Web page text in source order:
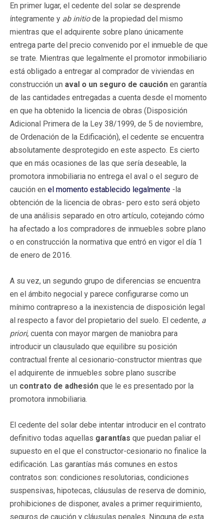
En primer lugar, el cedente del solar se desprende
íntegramente y ab initiode la propiedad del mismo
mientras que el adquirente sobre plano únicamente
entrega parte del precio convenido por el inmueble de que
se trate. Mientras que legalmente el promotor inmobiliario
está obligado a entregar al comprador de viviendas en
construcción un aval o un seguro de caución en garantía
de las cantidades entregadas a cuenta desde el momento
en que ha obtenido la licencia de obras (Disposición
Adicional Primera de la Ley 38/1999, de 5 de noviembre,
de Ordenación de la Edificación), el cedente se encuentra
absolutamente desprotegido en este aspecto. Es cierto
que en más ocasiones de las que sería deseable, la
promotora inmobiliaria no entrega el aval o el seguro de
caución en el momento establecido legalmente -la
obtención de la licencia de obras- pero esto será objeto
de una análisis separado en otro artículo, cotejando cómo
ha afectado a los compradores de inmuebles sobre plano
o en construcción la normativa que entró en vigor el día 1
de enero de 2016.
A su vez, un segundo grupo de diferencias se encuentra
en el ámbito negocial y parece configurarse como un
mínimo contrapreso a la inexistencia de disposición legal
al respecto a favor del propietario del suelo. El cedente, a
priori, cuenta con mayor margen de maniobra para
introducir un clausulado que equilibre su posición
contractual frente al cesionario-constructor mientras que
el adquirente de inmuebles sobre plano suscribe
un contrato de adhesión que le es presentado por la
promotora inmobiliaria.
El cedente del solar debe intentar introducir en el contrato
definitivo todas aquellas garantías que puedan paliar el
supuesto en el que el constructor-cesionario no finalice la
edificación. Las garantías más comunes en estos
contratos son: condiciones resolutorias, condiciones
suspensivas, hipotecas, cláusulas de reserva de dominio,
prohibiciones de disponer, avales a primer requirimiento,
seguros de caución y cláusulas penales. Ninguna de esta